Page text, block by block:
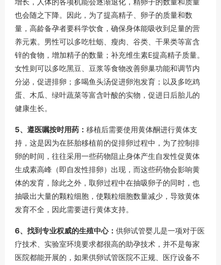
也会随之下降。因此，为了提高精子、卵子的质量和数
量，高龄备孕者要科学饮食，确保身体能吸收到足量的营
养元素。男性可以多吃牡蛎、瘦肉、谷类、干果类等富含
锌的食物，增加精子的数量；补充维生素E提高精子质量。
女性则可以多吃黑豆、豆浆等食物改善卵巢功能和调节内
分泌，促进排卵；多喝鱼头汤促进卵泡发育；以及多吃鸡
蛋、木瓜、绿叶蔬菜等富含叶酸的实物，促进日后胎儿的
健康生长。
5、遵医嘱按时用药： 移植后需要使用黄体酮进行黄体支
持，这是因为在胚胎移植前的促排卵过程中，为了控制排
卵的时间，往往采用一些药物阻止身体产生自发性促黄体
生成素高峰（即自发性排卵）出现，而这些药物会影响黄
体的发育，除此之外，取卵过程中在抽吸卵子的同时，也
抽吸出大量的颗粒细胞，使颗粒细胞数量减少，导致黄体
发育不全，因此需要进行黄体支持。
6、找到专业权威的生殖中心： 供卵试管婴儿是一项对于医
疗技术、实验室环境要求都很高的助孕技术，并不是每家
医院都能开展的，如果供卵试管医院不正规、医疗设备不